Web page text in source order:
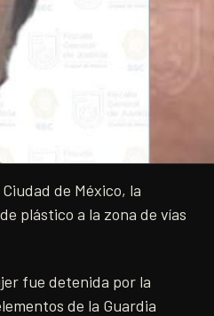
de México, la
plástico a la zona de vías
fue detenida por la
de la Guardia